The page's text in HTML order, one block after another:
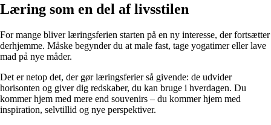
Læring som en del af livsstilen
For mange bliver læringsferien starten på en ny interesse, der fortsætter
derhjemme. Måske begynder du at male fast, tage yogatimer eller lave
mad på nye måder.
Det er netop det, der gør læringsferier så givende: de udvider
horisonten og giver dig redskaber, du kan bruge i hverdagen. Du
kommer hjem med mere end souvenirs – du kommer hjem med
inspiration, selvtillid og nye perspektiver.